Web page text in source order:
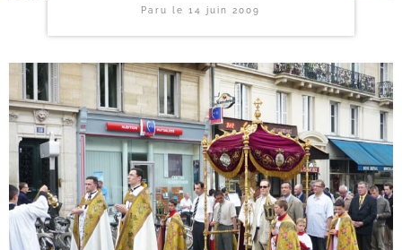
Paru le14 juin 2009